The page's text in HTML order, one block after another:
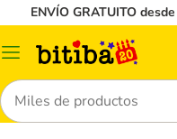
ENVÍO GRATUITO
Menú
Buscar